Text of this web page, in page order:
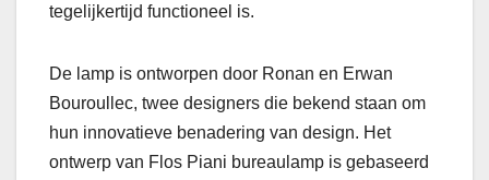
tegelijkertijd functioneel is.
De lamp is ontworpen door Ronan en Erwan
Bouroullec, twee designers die bekend staan om
hun innovatieve benadering van design. Het
ontwerp van Flos Piani bureaulamp is gebaseerd